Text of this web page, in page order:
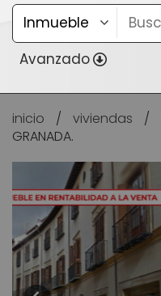
Avanzado
inicio / viviendas /
GRANADA.